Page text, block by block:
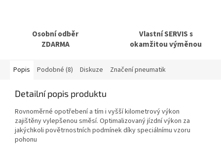
Osobní odběr
ZDARMA
Vlastní SERVIS s
okamžitou výměnou
Popis Podobné (8) Diskuze Značení pneumatik
Detailní popis produktu
Rovnoměrné opotřebení a tím i vyšší kilometrový výkon
zajištěny vylepšenou směsí. Optimalizovaný jízdní výkon za
jakýchkoli povětrnostních podmínek díky speciálnímu vzoru
pohonu